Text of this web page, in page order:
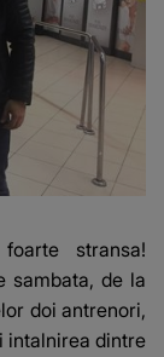
stransa!
sambata, de la
doi antrenori,
intalnirea dintre